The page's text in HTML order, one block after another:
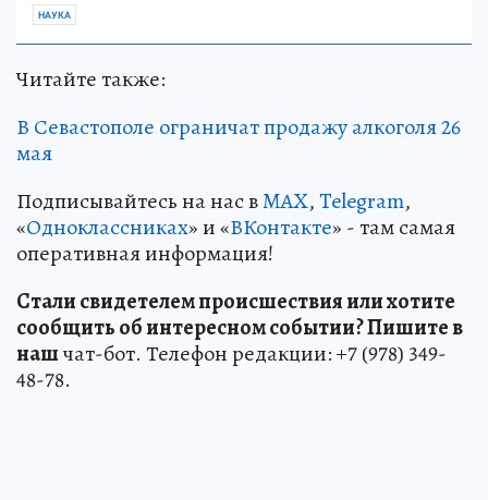
НАУКА
Читайте также:
В Севастополе ограничат продажу алкоголя 26
мая
Подписывайтесь на нас вMAX,Telegram,
«Одноклассниках» и «ВКонтакте» - там самая
оперативная информация!
Стали свидетелем происшествия или хотите
сообщить об интересном событии? Пишите в
нашчат-бот. Телефон редакции: +7 (978) 349-
48-78.